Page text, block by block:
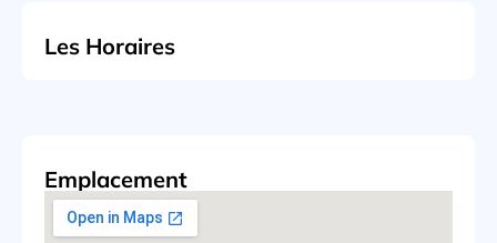
Les Horaires
Emplacement